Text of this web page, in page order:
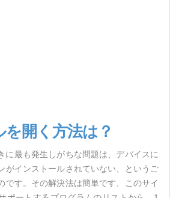
開く方法は？
に最も発生しがちな問題は、デバイスに
がインストールされていない、というご
です。その解決法は簡単です、このサイ